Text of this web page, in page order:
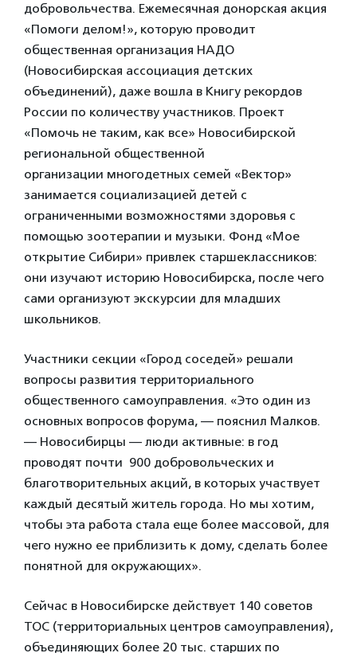
добровольчества. Ежемесячная донорская акция
«Помоги делом!», которую проводит
общественная организация НАДО
(Новосибирская ассоциация детских
объединений), даже вошла в Книгу рекордов
России по количеству участников. Проект
«Помочь не таким, как все» Новосибирской
региональной общественной
организации многодетных семей «Вектор»
занимается социализацией детей с
ограниченными возможностями здоровья с
помощью зоотерапии и музыки. Фонд «Мое
открытие Сибири» привлек старшеклассников:
они изучают историю Новосибирска, после чего
сами организуют экскурсии для младших
школьников.
Участники секции «Город соседей» решали
вопросы развития территориального
общественного самоуправления. «Это один из
основных вопросов форума, — пояснил Малков.
— Новосибирцы — люди активные: в год
проводят почти 900 добровольческих и
благотворительных акций, в которых участвует
каждый десятый житель города. Но мы хотим,
чтобы эта работа стала еще более массовой, для
чего нужно ее приблизить к дому, сделать более
понятной для окружающих».
Сейчас в Новосибирске действует 140 советов
ТОС (территориальных центров самоуправления),
объединяющих более 20 тыс. старших по